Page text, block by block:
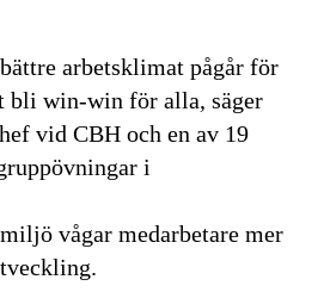
arbetsklimat pågår för
bli win-win för alla, säger
vid CBH och en av 19
i
vågar medarbetare mer